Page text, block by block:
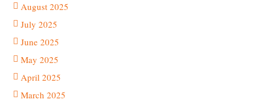
August 2025
July 2025
June 2025
May 2025
April 2025
March 2025